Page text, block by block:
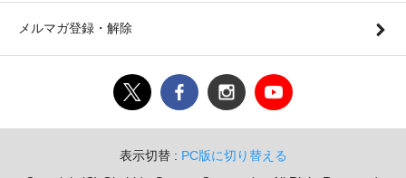
メルマガ登録・解除
表示切替 : PC版に切り替える